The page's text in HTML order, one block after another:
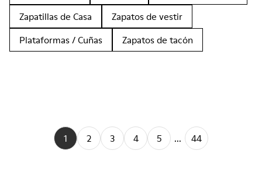
Zapatillas de Casa
Zapatos de vestir
Plataformas / Cuñas
Zapatos de tacón
1 2 3 4 5 ... 44